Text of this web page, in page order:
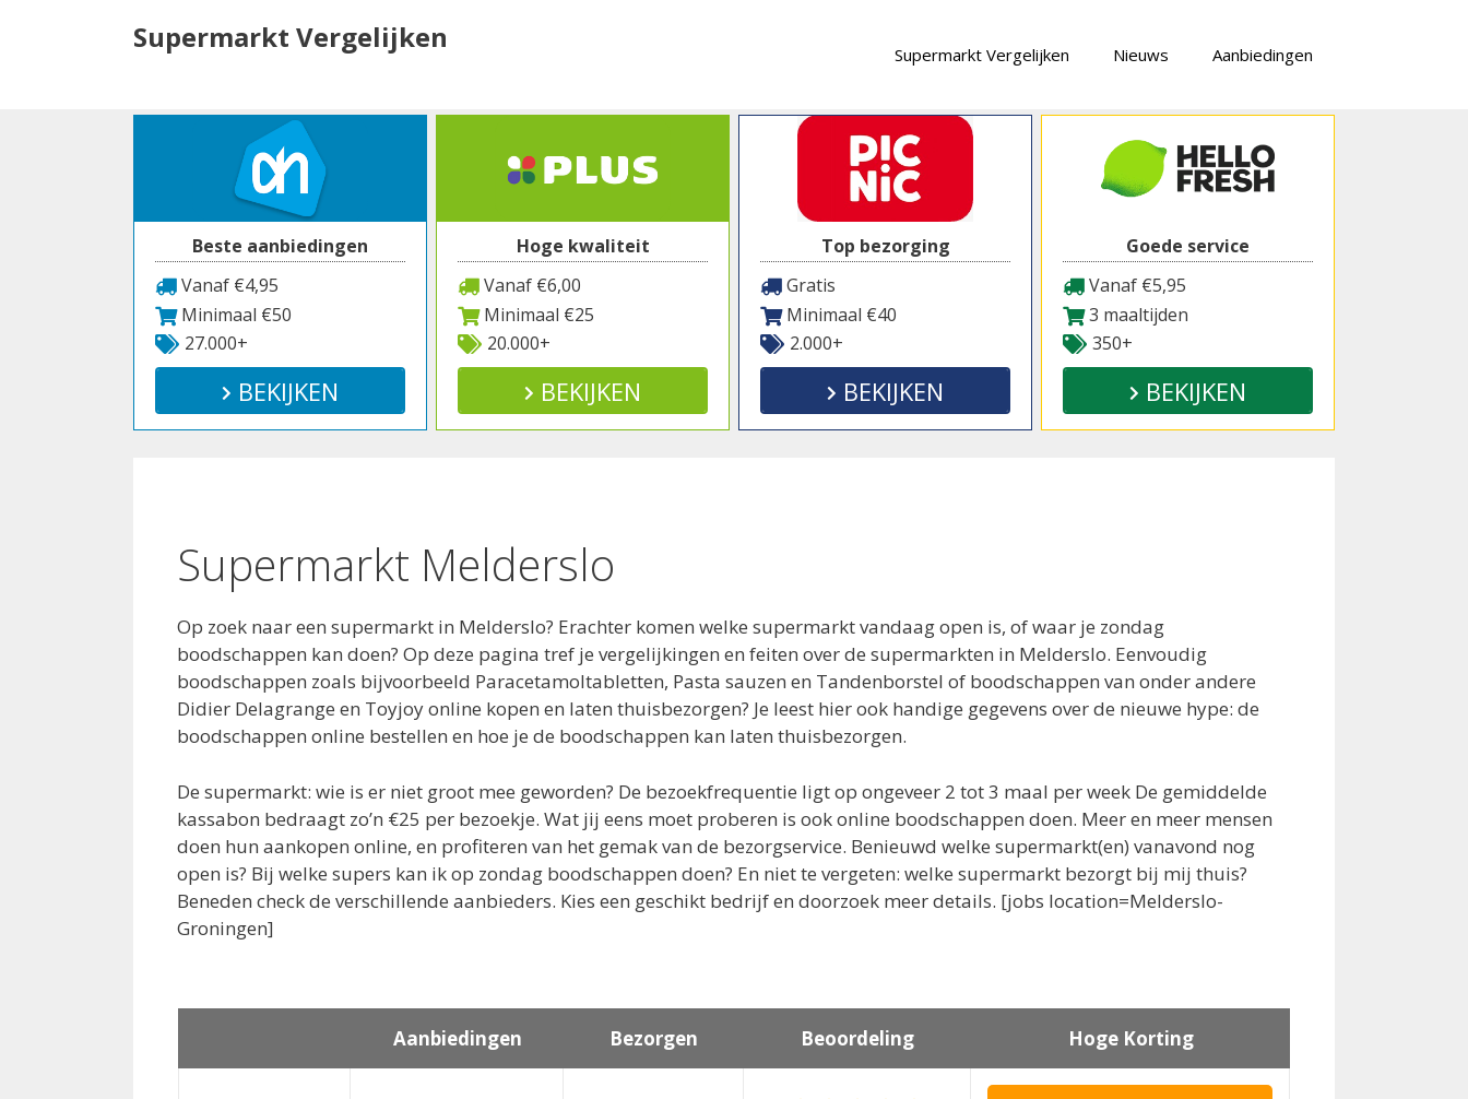
Supermarkt Vergelijken Supermarkt Vergelijken Nieuws Aanbiedingen
Beste aanbiedingen
Vanaf €4,95
Minimaal €50
27.000+
BEKIJKEN
Hoge kwaliteit
Vanaf €6,00
Minimaal €25
20.000+
BEKIJKEN
Top bezorging
Gratis
Minimaal €40
2.000+
BEKIJKEN
Goede service
Vanaf €5,95
3 maaltijden
350+
BEKIJKEN
Supermarkt Melderslo
Op zoek naar een supermarkt in Melderslo? Erachter komen welke supermarkt vandaag open is, of waar je zondag
boodschappen kan doen? Op deze pagina tref je vergelijkingen en feiten over de supermarkten in Melderslo. Eenvoudig
boodschappen zoals bijvoorbeeld Paracetamoltabletten, Pasta sauzen en Tandenborstel of boodschappen van onder andere
Didier Delagrange en Toyjoy online kopen en laten thuisbezorgen? Je leest hier ook handige gegevens over de nieuwe hype: de
boodschappen online bestellen en hoe je de boodschappen kan laten thuisbezorgen.
De supermarkt: wie is er niet groot mee geworden? De bezoekfrequentie ligt op ongeveer 2 tot 3 maal per week De gemiddelde
kassabon bedraagt zo’n €25 per bezoekje. Wat jij eens moet proberen is ook online boodschappen doen. Meer en meer mensen
doen hun aankopen online, en profiteren van het gemak van de bezorgservice. Benieuwd welke supermarkt(en) vanavond nog
open is? Bij welke supers kan ik op zondag boodschappen doen? En niet te vergeten: welke supermarkt bezorgt bij mij thuis?
Beneden check de verschillende aanbieders. Kies een geschikt bedrijf en doorzoek meer details. [jobs location=Melderslo-
Groningen]
Aanbiedingen Bezorgen Beoordeling Hoge Korting